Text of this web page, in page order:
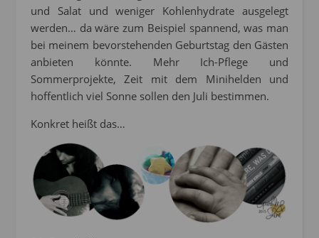
und Salat und weniger Kohlenhydrate ausgelegt
werden… da wäre zum Beispiel spannend, was man
bei meinem bevorstehenden Geburtstag den Gästen
anbieten könnte. Mehr Ich-Pflege und
Sommerprojekte, Zeit mit dem Minihelden und
hoffentlich viel Sonne sollen den Juli bestimmen.
Konkret heißt das…